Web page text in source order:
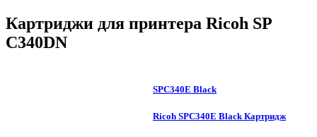
Картриджи для принтера Ricoh SP
C340DN
SPC340E Black
Ricoh SPC340E Black Картридж